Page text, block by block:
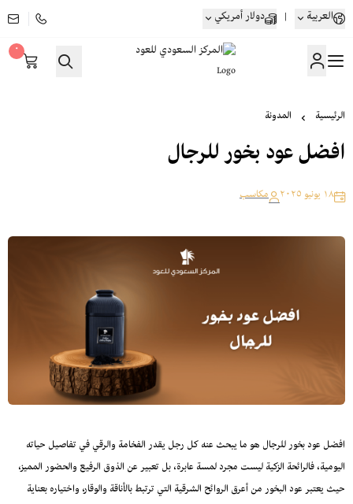
العربية | دولار أمريكي
المركز السعودي للعود
٠
الرئيسية المدونة
افضل عود بخور للرجال
١٨ يونيو ٢٠٢٥ مكاسب
افضل عود بخور للرجال هو ما يبحث عنه كل رجل يقدر الفخامة والرقي في تفاصيل حياته
اليومية، فالرائحة الزكية ليست مجرد لمسة عابرة، بل تعبير عن الذوق الرفيع والحضور المميز،
حيث يعتبر عود البخور من أعرق الروائح الشرقية التي ترتبط بالأناقة والوقار، واختياره بعناية